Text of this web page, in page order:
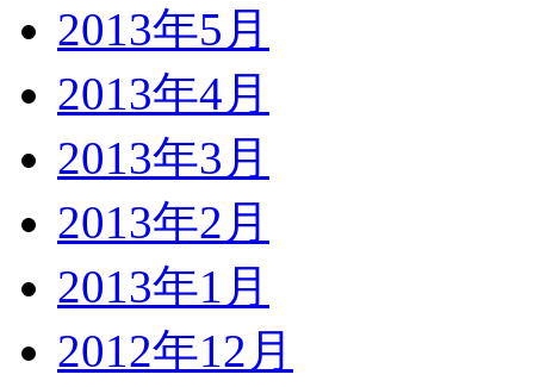
2013年5月
2013年4月
2013年3月
2013年2月
2013年1月
2012年12月